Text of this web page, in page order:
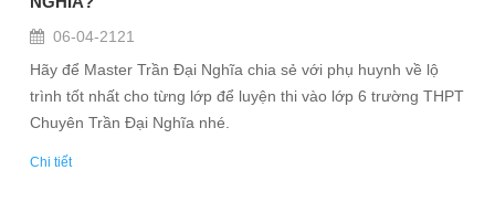
06-04-2121
Hãy để Master Trần Đại Nghĩa chia sẻ với phụ huynh về lộ
trình tốt nhất cho từng lớp để luyện thi vào lớp 6 trường THPT
Chuyên Trần Đại Nghĩa nhé.
Chi tiết